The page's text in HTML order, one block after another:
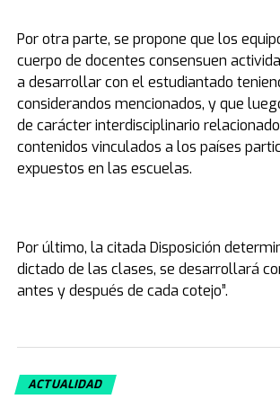
Por otra parte, se propone que los
cuerpo de docentes consensuen
a desarrollar con el estudiantado
considerandos mencionados, y que
de carácter interdisciplinario
contenidos vinculados a los países
expuestos en las escuelas.
Por último, la citada Disposición
dictado de las clases, se desarrollará
antes y después de cada cotejo”.
ACTUALIDAD